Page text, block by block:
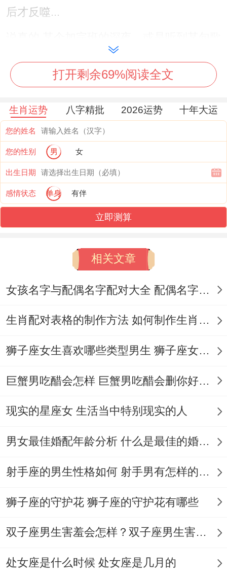
后才反噬...
词的瞬间 -哪一些压抑的情绪会意外地决堤 -
明明想找人倾诉、但需不相同指出的是连开
呆到天亮！
着种矛盾的背后 -是天秤座根深蒂固的“自我
压抑机制”！他们总在扮演情绪稳定的调解
者、朋友吵架时主动递纸巾~恋人冷战时装
作不在意 甚至在工作压力爆表时还能笑着帮
己的苛责：“位啥我处理不好？
位大家说不定不知道,有个天秤座朋友曾在凌
可我意外地觉的好累—明明是我组的局、最
终结果是但需特别指出的是像在旁观别人的
”着种疲惫感就像穿着高同鞋跳完一支舞 掌
声落下时才发觉脚踝早已红肿.
要抚平天秤座的伤痛、以...的身份开端要读
静静”时说不定正蜷缩在沙发角落等一句“我
某个共同回忆来打开话匣子。有位男生分享
过他的经历 :发现天秤座女友情绪低落时他
打开剩余69%阅读全文
生肖运势 八字精批 2026运势 十年大运
您的姓名
您的性别 男 女
出生日期
感情状态 单身 有伴
立即测算
相关文章
女孩名字与配偶名字配对大全 配偶名字配对女孩版
生肖配对表格的制作方法 如何制作生肖配对表格
狮子座女生喜欢哪些类型男生 狮子座女生喜欢哪种男生
巨蟹男吃醋会怎样 巨蟹男吃醋会删你好友吗
现实的星座女 生活当中特别现实的人
男女最佳婚配年龄分析 什么是最佳的婚配年龄吗
射手座的男生性格如何 射手男有怎样的性格
狮子座的守护花 狮子座的守护花有哪些
双子座男生害羞会怎样？双子座男生害羞的表现 双子座男生害羞会怎么样
处女座是什么时候 处女座是几月的